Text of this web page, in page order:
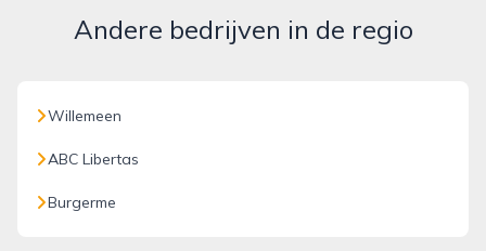
Andere bedrijven in de regio
Willemeen
ABC Libertas
Burgerme